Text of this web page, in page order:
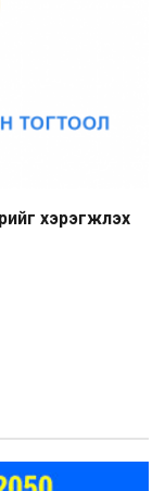
хэрэгжүүлэх